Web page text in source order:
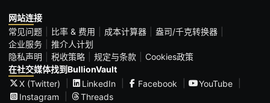
网站连接
常见问题
比率 & 费用 成本计算器
盎司/千克转换器
企业服务
推介人计划
隐私声明
税收策略 规定与条款
Cookies政策
在社交媒体找到BullionVault
X (Twitter)
LinkedIn Facebook
YouTube
Instagram
Threads